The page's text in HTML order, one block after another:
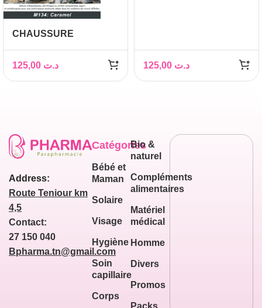
CHAUSSURE
HOMME
د.ت د.ت
Address:
Route Teniour km
4,5
Contact:
27 150 040
Bpharma.tn@gmail.com
Catégories
Bébé et
Maman
Solaire
Visage
Hygiène
Soin
capillaire
Corps
Bio &
naturel
Compléments
alimentaires
Matériel
médical
Homme
Divers
Promos
Packs